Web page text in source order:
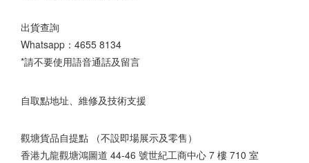
出貨查詢
Whatsapp： 4655 8134
*請不要使用語音通話及留言
自取點地址、維修及技術支援
觀塘貨品自提點 （不設即場展示及零售）
香港九龍觀塘鴻圖道 44-46 號世紀工商中心 7 樓 710 室